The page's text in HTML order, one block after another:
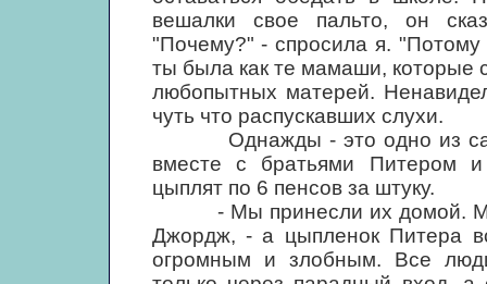
вешалки свое пальто, он
"Почему?" - спросила я.
ты была как те мамаши, которые
любопытных матерей.
чуть что распускавших слухи.
Однажды - это одно из
вместе с братьями Питером
цыплят по 6 пенсов за штуку.
- Мы принесли их домой. Мой
Джордж, - а цыпленок Питера
огромным и злобным. Все